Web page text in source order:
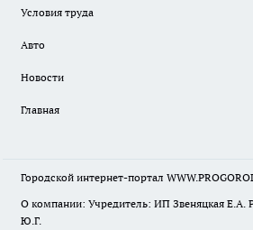
Условия труда
Авто
Новости
Главная
Городской интернет-портал
О компании: Учредитель: ИП Звеняцкая Е.А.
Ю.Г.